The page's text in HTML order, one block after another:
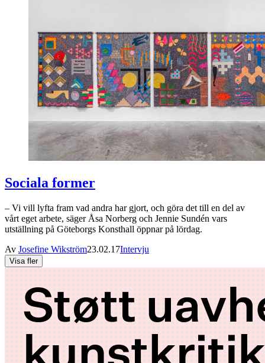
Sociala former
– Vi vill lyfta fram vad andra har gjort, och göra det till en del av
vårt eget arbete, säger Åsa Norberg och Jennie Sundén vars
utställning på Göteborgs Konsthall öppnar på lördag.
Av Josefine Wikström23.02.17Intervju
Visa fler